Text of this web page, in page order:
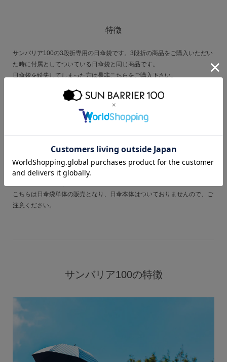
特徴
サンバリア100の3段折専用の日傘袋です。3段折の商品をご購入いただい
た時に付属としてついている日傘袋と同じ商品です。
日傘袋を紛失してしまった方は是非こちらをご購入下さい。
ご注意
生地には撥水加工を施しておりますが、縫い目及び加工部分より水が漏れ
こちらは日傘袋単体の販売となり、日傘本体はついておりませんので、ご
注意ください。
サンバリア100の特徴